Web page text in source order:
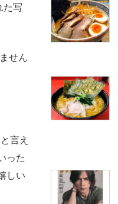
た写
せん
言え
った
しい